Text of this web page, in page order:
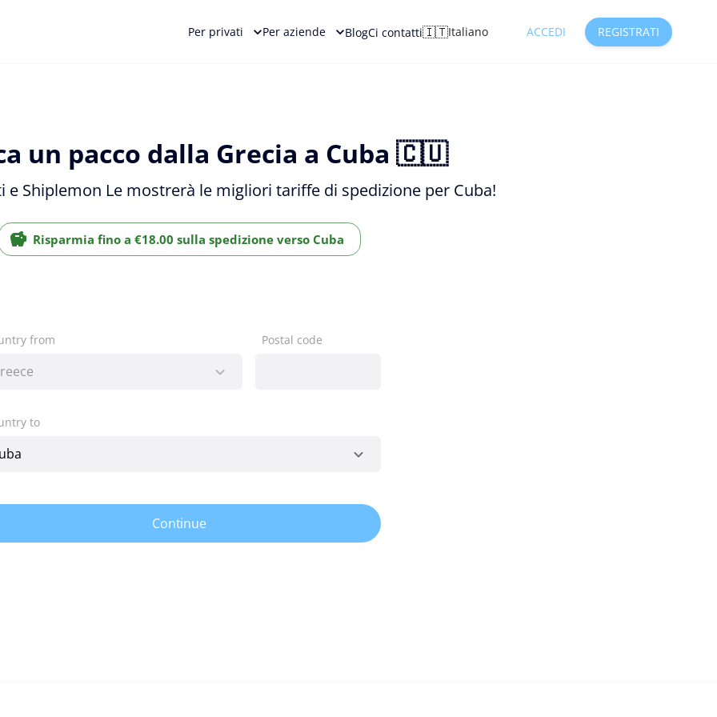
Per privati Per aziende BlogCi contatti🇮🇹Italiano ACCEDI REGISTRATI
un pacco dalla Grecia a Cuba 🇨🇺
e Shiplemon Le mostrerà le migliori tariffe di spedizione per Cuba!
Risparmia fino a €18.00 sulla spedizione verso Cuba
from Postal code
to
Continue